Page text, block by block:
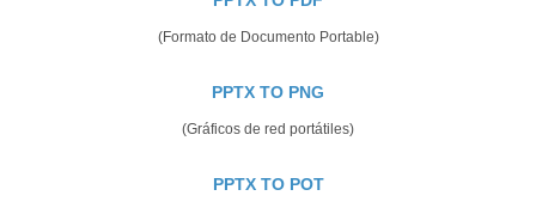
(Formato de Documento Portable)
PPTX TO PNG
(Gráficos de red portátiles)
PPTX TO POT